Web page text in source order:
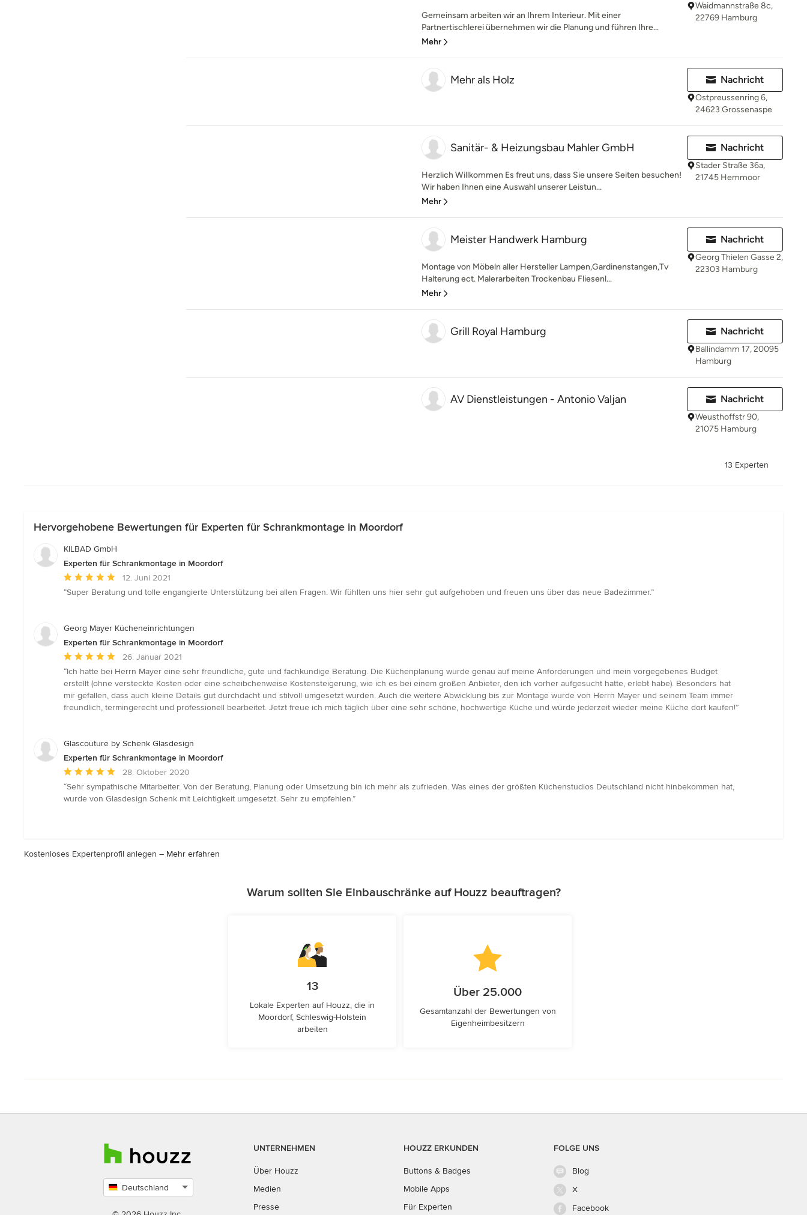
Gemeinsam arbeiten wir an Ihrem Interieur. Mit einer
Partnertischlerei übernehmen wir die Planung und führen Ihre...
Mehr
Waidmannstraße 8c,
22769 Hamburg
Mehr als Holz Nachricht
Ostpreussenring 6,
24623 Grossenaspe
Sanitär- & Heizungsbau Mahler GmbH
Herzlich Willkommen Es freut uns, dass Sie unsere Seiten besuchen!
Wir haben Ihnen eine Auswahl unserer Leistun...
Mehr
Nachricht
Stader Straße 36a,
21745 Hemmoor
Meister Handwerk Hamburg
Montage von Möbeln aller Hersteller Lampen,Gardinenstangen,Tv
Halterung ect. Malerarbeiten Trockenbau Fliesenl...
Mehr
Nachricht
Georg Thielen Gasse 2,
22303 Hamburg
Grill Royal Hamburg Nachricht
Ballindamm 17, 20095
Hamburg
AV Dienstleistungen - Antonio Valjan Nachricht
Weusthoffstr 90,
21075 Hamburg
13 Experten
Hervorgehobene Bewertungen für Experten für Schrankmontage in Moordorf
KILBAD GmbH
Experten für Schrankmontage in Moordorf
Durchschnittliche
Bewertung:
5
12. Juni 2021
“Super Beratung und tolle engangierte Unterstützung bei allen Fragen. Wir fühlten uns hier sehr gut aufgehoben und freuen uns über das neue Badezimmer.”
Georg Mayer Kücheneinrichtungen
Experten für Schrankmontage in Moordorf
Durchschnittliche
Bewertung:
5
von
5
26. Januar 2021
“Ich hatte bei Herrn Mayer eine sehr freundliche, gute und fachkundige Beratung. Die Küchenplanung wurde genau auf meine Anforderungen und mein vorgegebenes Budget
erstellt (ohne versteckte Kosten oder eine scheibchenweise Kostensteigerung, wie ich es bei einem großen Anbieter, den ich vorher aufgesucht hatte, erlebt habe). Besonders hat
mir gefallen, dass auch kleine Details gut durchdacht und stilvoll umgesetzt wurden. Auch die weitere Abwicklung bis zur Montage wurde von Herrn Mayer und seinem Team immer
freundlich, termingerecht und professionell bearbeitet. Jetzt freue ich mich täglich über eine sehr schöne, hochwertige Küche und würde jederzeit wieder meine Küche dort kaufen!”
Glascouture by Schenk Glasdesign
Experten für Schrankmontage in Moordorf
Durchschnittliche
Bewertung:
5
28. Oktober 2020
“Sehr sympathische Mitarbeiter. Von der Beratung, Planung oder Umsetzung bin ich mehr als zufrieden. Was eines der größten Küchenstudios Deutschland nicht hinbekommen hat,
wurde von Glasdesign Schenk mit Leichtigkeit umgesetzt. Sehr zu empfehlen.”
Kostenloses Expertenprofil anlegen – Mehr erfahren
Warum sollten Sie Einbauschränke auf Houzz beauftragen?
13
Lokale Experten auf Houzz, die in
Moordorf, Schleswig-Holstein
arbeiten
Über 25.000
Gesamtanzahl der Bewertungen von
Eigenheimbesitzern
Deutschland
UNTERNEHMEN
Über Houzz
Medien
Presse
HOUZZ ERKUNDEN
Buttons & Badges
Mobile Apps
Für Experten
FOLGE UNS
Blog
X
Facebook